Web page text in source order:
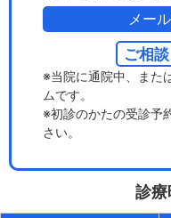
メー
ご相
※当院に通院中、また
ムです。
※初診のかたの受診予
さい。
診療